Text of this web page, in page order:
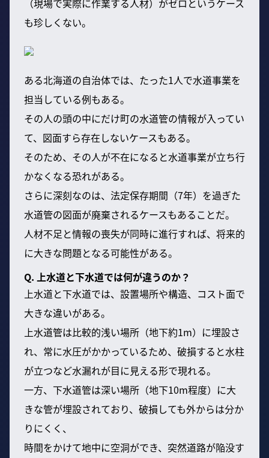
も珍しくない。
ある北海道の自治体では、たった1人で水道事業を
担当している例もある。
その人の頭の中にだけ町の水道管の情報が入ってい
て、図面すら存在しないケースもある。
そのため、その人が不在になると水道事業が立ち行
かなくなる恐れがある。
さらに深刻なのは、法定保存期間（7年）を過ぎた
水道管の図面が廃棄されるケースもあることだ。
人材不足と情報の喪失が同時に進行すれば、将来的
に大きな問題となる可能性がある。
Q. 上水道と下水道では何が違うのか？
上水道と下水道では、設置場所や構造、コスト面で
大きな違いがある。
上水道管は比較的浅い場所（地下約1m）に埋設さ
れ、常に水圧がかかっているため、破損すると水柱
が立つなど水漏れが目に見える形で現れる。
一方、下水道管は深い場所（地下10m程度）に大
きな管が埋設されており、破損しても外からは分か
りにくく、
時間をかけて地中に空洞ができ、突然道路が陥没す